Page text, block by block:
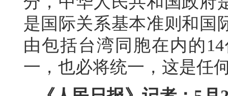
是国际关系基本准则和国
由包括台湾同胞在内的
一，也必将统一，这是任